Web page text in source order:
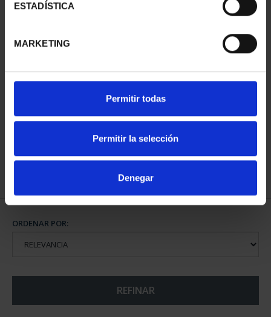
ESTADÍSTICA
MARKETING
Permitir todas
Permitir la selección
Denegar
CIUDADES PATRIMONIO
73,00 €
ORDENAR POR:
REFINAR